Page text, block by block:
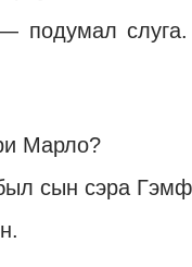
подумал
Марло?
сын сэра